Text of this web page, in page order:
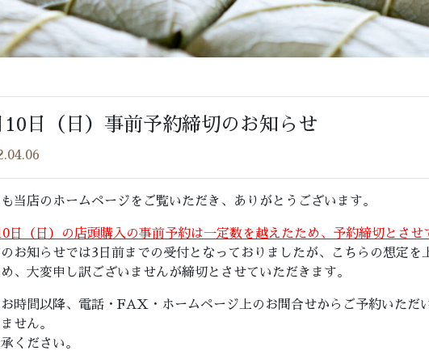
10日（日）事前予約締切のお知らせ
当店のホームページをご覧いただき、ありがとうございます。
日（日）の店頭購入の事前予約は一定数を越えたため、予約締切とさせ
お知らせでは3日前までの受付となっておりましたが、こちらの想定を
、大変申し訳ございませんが締切とさせていただきます。
お時間以降、電話・FAX・ホームページ上のお問合せからご予約いただ
せん。
ください。